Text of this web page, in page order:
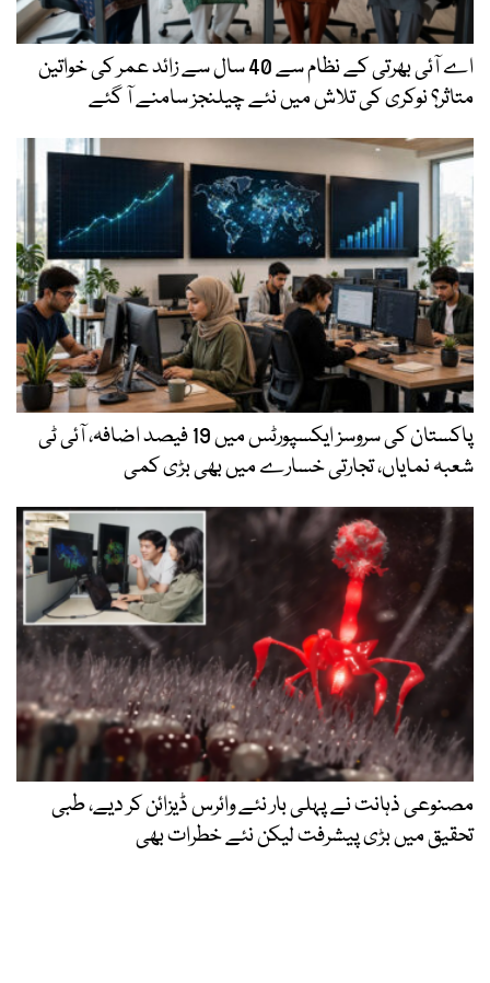
اے آئی بھرتی کے نظام سے 40 سال سے زائد عمر کی خواتین
متاثر؟ نوکری کی تلاش میں نئے چیلنجز سامنے آ گئے
پاکستان کی سروسز ایکسپورٹس میں 19 فیصد اضافہ، آئی ٹی
شعبہ نمایاں، تجارتی خسارے میں بھی بڑی کمی
مصنوعی ذہانت نے پہلی بار نئے وائرس ڈیزائن کر دیے، طبی
تحقیق میں بڑی پیشرفت لیکن نئے خطرات بھی